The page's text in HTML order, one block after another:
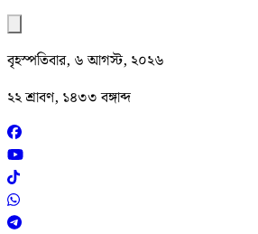
বৃহস্পতিবার, ৬ আগস্ট, ২০২৬
২২ শ্রাবণ, ১৪৩৩ বঙ্গাব্দ